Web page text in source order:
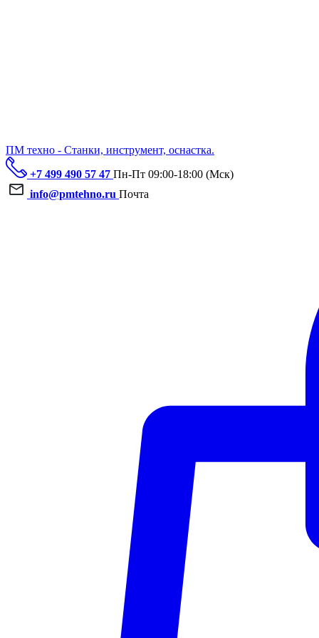
ПМ техно - Станки, инструмент, оснастка.
+7 499 490 57 47 Пн-Пт 09:00-18:00 (Мск)
info@pmtehno.ru Почта